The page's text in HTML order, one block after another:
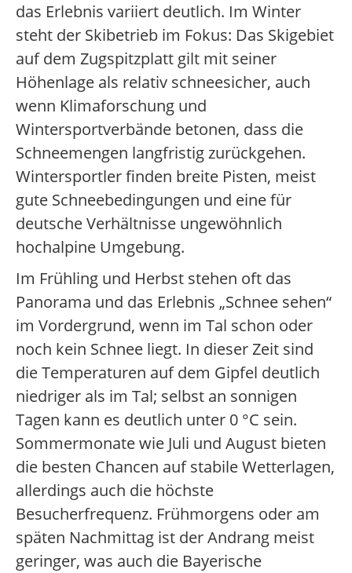
das Erlebnis variiert deutlich. Im Winter
steht der Skibetrieb im Fokus: Das Skigebiet
auf dem Zugspitzplatt gilt mit seiner
Höhenlage als relativ schneesicher, auch
wenn Klimaforschung und
Wintersportverbände betonen, dass die
Schneemengen langfristig zurückgehen.
Wintersportler finden breite Pisten, meist
gute Schneebedingungen und eine für
deutsche Verhältnisse ungewöhnlich
hochalpine Umgebung.
Im Frühling und Herbst stehen oft das
Panorama und das Erlebnis „Schnee sehen“
im Vordergrund, wenn im Tal schon oder
noch kein Schnee liegt. In dieser Zeit sind
die Temperaturen auf dem Gipfel deutlich
niedriger als im Tal; selbst an sonnigen
Tagen kann es deutlich unter 0 °C sein.
Sommermonate wie Juli und August bieten
die besten Chancen auf stabile Wetterlagen,
allerdings auch die höchste
Besucherfrequenz. Frühmorgens oder am
späten Nachmittag ist der Andrang meist
geringer, was auch die Bayerische